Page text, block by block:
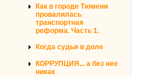
Как в городе Тюмени
провалилась
транспортная
реформа. Часть 1.
Когда судья в доле
КОРРУПЦИЯ... а без нее
никак